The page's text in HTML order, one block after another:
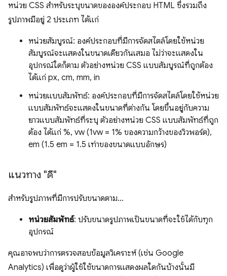
หน่วย CSS สำหรับระบุขนาดขององค์ประกอบ HTML ซึ่งรวมถึง
รูปภาพมีอยู่ 2 ประเภท ได้แก่
หน่วยสัมบูรณ์: องค์ประกอบที่มีการจัดสไตล์โดยใช้หน่วย
สัมบูรณ์จะแสดงในขนาดเดียวกันเสมอ ไม่ว่าจะแสดงใน
อุปกรณ์ใดก็ตาม ตัวอย่างหน่วย CSS แบบสัมบูรณ์ที่ถูกต้อง
ได้แก่ px, cm, mm, in
หน่วยแบบสัมพัทธ์: องค์ประกอบที่มีการจัดสไตล์โดยใช้หน่วย
แบบสัมพัทธ์จะแสดงในขนาดที่ต่างกัน โดยขึ้นอยู่กับความ
ยาวแบบสัมพัทธ์ที่ระบุ ตัวอย่างหน่วย CSS แบบสัมพัทธ์ที่ถูก
ต้อง ได้แก่ %, vw (1vw = 1% ของความกว้างของวิวพอร์ต),
em (1.5 em = 1.5 เท่าของขนาดแบบอักษร)
แนวทาง "ดี"
สำหรับรูปภาพที่มีการปรับขนาดตาม…
หน่วยสัมพัทธ์: ปรับขนาดรูปภาพเป็นขนาดที่จะใช้ได้กับทุก
อุปกรณ์
คุณอาจพบว่าการตรวจสอบข้อมูลวิเคราะห์ (เช่น Google
Analytics) เพื่อดูว่าผู้ใช้ใช้ขนาดการแสดงผลใดกันบ้างนั้นมี